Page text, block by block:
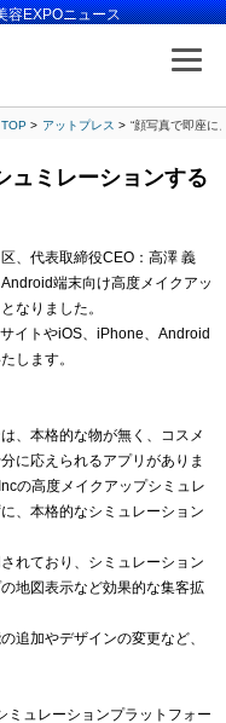
容EXPOニュース
TOP アットプレス “顔写真で即座に
ュミレーションする
、代表取締役CEO：高澤 義
端末向け高度メイクアッ
なりました。
イトやiOS、iPhone、Android
します。
、本格的な物が無く、コスメ
に応えられるアプリがありま
の高度メイクアップシミュレ
、本格的なシミュレーション
れており、シミュレーション
地図表示など効果的な集客拡
追加やデザインの変更など、
ミュレーションプラットフォー